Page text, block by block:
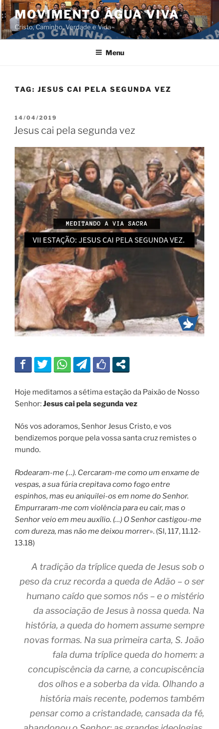
Pular
para
o
conteúdo
MOVIMENTO ÁGUA VIVA
Cristo, Caminho, Verdade e Vida
Menu
TAG: JESUS CAI PELA SEGUNDA VEZ
PUBLICADO
EM
14/04/2019
Jesus cai pela segunda vez
Hoje meditamos a sétima estação da Paixão de Nosso
Senhor:Jesus cai pela segunda vez
Nós vos adoramos, Senhor Jesus Cristo, e vos
bendizemos porque pela vossa santa cruz remistes o
mundo.
Rodearam-me (…). Cercaram-me como um enxame de
vespas, a sua fúria crepitava como fogo entre
espinhos, mas eu aniquilei-os em nome do Senhor.
Empurraram-me com violência para eu cair, mas o
Senhor veio em meu auxílio. (…) O Senhor castigou-me
com dureza, mas não me deixou morrer». (Sl, 117, 11.12-
13.18)
A tradição da tríplice queda de Jesus sob o
peso da cruz recorda a queda de Adão – o ser
humano caído que somos nós – e o mistério
da associação de Jesus à nossa queda. Na
história, a queda do homem assume sempre
novas formas. Na sua primeira carta, S. João
fala duma tríplice queda do homem: a
concupiscência da carne, a concupiscência
dos olhos e a soberba da vida. Olhando a
história mais recente, podemos também
pensar como a cristandade, cansada da fé,